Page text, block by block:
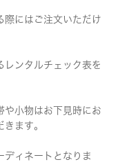
にはご注文いただけ
ンタルチェック表を
小物はお下見時にお
ます。
ィネートとなりま